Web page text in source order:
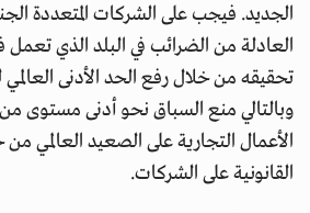
الجديد. فيجب على الشركات المتعددة
العادلة من الضرائب في البلد الذي
تحقيقه من خلال رفع الحد الأدنى
وبالتالي منع السباق نحو أدنى مستوى
الأعمال التجارية على الصعيد العالمي
القانونية على الشركات.